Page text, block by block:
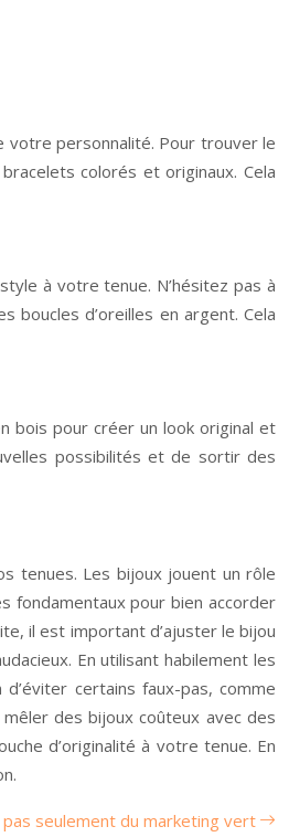
votre personnalité. Pour trouver le
colorés et originaux. Cela
à votre tenue. N’hésitez pas à
boucles d’oreilles en argent. Cela
bois pour créer un look original et
possibilités et de sortir des
tenues. Les bijoux jouent un rôle
fondamentaux pour bien accorder
il est important d’ajuster le bijou
En utilisant habilement les
certains faux-pas, comme
des bijoux coûteux avec des
d’originalité à votre tenue. En
seulement du marketing vert